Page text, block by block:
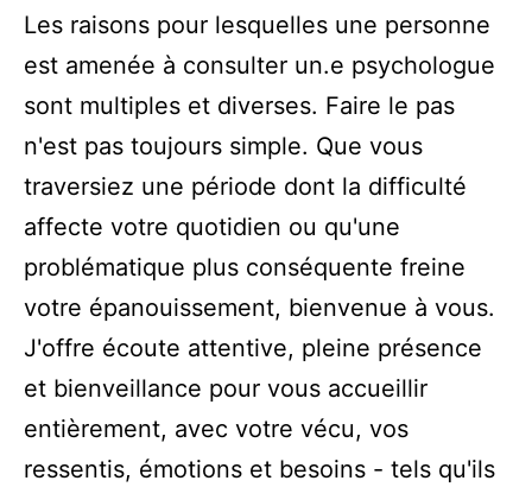
Les raisons pour lesquelles une personne
est amenée à consulter un.e psychologue
sont multiples et diverses. Faire le pas
n'est pas toujours simple. Que vous
traversiez une période dont la difficulté
affecte votre quotidien ou qu'une
problématique plus conséquente freine
votre épanouissement, bienvenue à vous.
J'offre écoute attentive, pleine présence
et bienveillance pour vous accueillir
entièrement, avec votre vécu, vos
ressentis, émotions et besoins - tels qu'ils